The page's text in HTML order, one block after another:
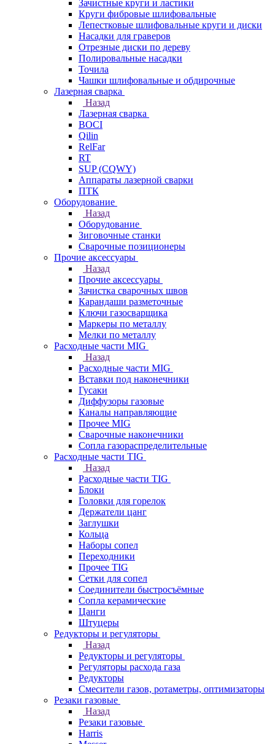
Зачистные круги и ластики
Круги фибровые шлифовальные
Лепестковые шлифовальные круги и диски
Насадки для граверов
Отрезные диски по дереву
Полировальные насадки
Точила
Чашки шлифовальные и обдирочные
Лазерная сварка
Назад
Лазерная сварка
BOCI
Qilin
RelFar
RT
SUP (CQWY)
Аппараты лазерной сварки
ПТК
Оборудование
Назад
Оборудование
Зиговочные станки
Сварочные позиционеры
Прочие аксессуары
Назад
Прочие аксессуары
Зачистка сварочных швов
Карандаши разметочные
Ключи газосварщика
Маркеры по металлу
Мелки по металлу
Расходные части MIG
Назад
Расходные части MIG
Вставки под наконечники
Гусаки
Диффузоры газовые
Каналы направляющие
Прочее MIG
Сварочные наконечники
Сопла газораспределительные
Расходные части TIG
Назад
Расходные части TIG
Блоки
Головки для горелок
Держатели цанг
Заглушки
Кольца
Наборы сопел
Переходники
Прочее TIG
Сетки для сопел
Соединители быстросъёмные
Сопла керамические
Цанги
Штуцеры
Редукторы и регуляторы
Назад
Редукторы и регуляторы
Регуляторы расхода газа
Редукторы
Смесители газов, ротаметры, оптимизаторы
Резаки газовые
Назад
Резаки газовые
Harris